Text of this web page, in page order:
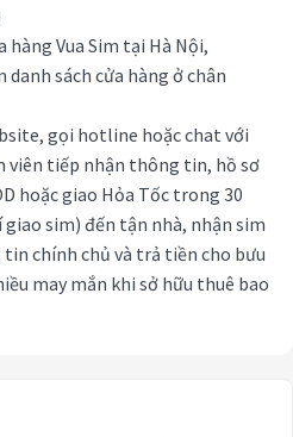
hàng Vua Sim tại Hà Nội,
sách cửa hàng ở chân
gọi hotline hoặc chat với
viên tiếp nhận thông tin, hồ sơ
hoặc giao Hỏa Tốc trong 30
sim) đến tận nhà, nhận sim
chính chủ và trả tiền cho bưu
may mắn khi sở hữu thuê bao